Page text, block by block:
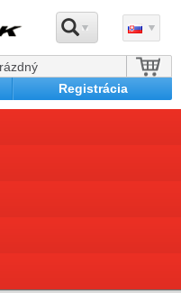
Registrácia